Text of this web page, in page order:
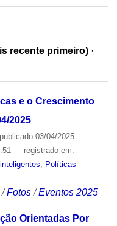
recente primeiro) ·
e o Crescimento
2025
publicado03/04/2025 —
— registrado em:
Políticas
/Fotos /Eventos 2025
Orientadas Por